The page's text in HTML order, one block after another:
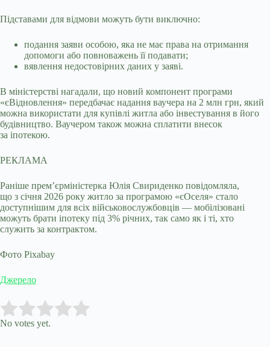
Підставами для відмови можуть бути виключно:
подання заяви особою, яка не має права на отримання
допомоги або повноважень її подавати;
вявлення недостовірних даних у заяві.
В міністерстві нагадали, що новий компонент програми
«єВідновлення» передбачає надання ваучера на 2 млн грн, який
можна використати для купівлі житла або інвестування в його
будівництво. Ваучером також можна сплатити внесок
за іпотекою.
РЕКЛАМА
Раніше прем’єрміністерка Юлія Свириденко повідомляла,
що з січня 2026 року житло за програмою «єОселя» стало
доступнішим для всіх військовослужбовців — мобілізовані
можуть брати іпотеку під 3% річних, так само як і ті, хто
служить за контрактом.
Фото Pixabay
Джерело
Rate this item:
No votes yet.